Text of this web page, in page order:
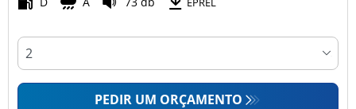
PEDIR UM ORÇAMENTO